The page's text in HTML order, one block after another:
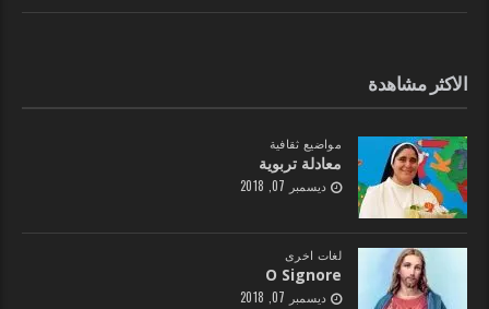
الاكثر مشاهدة
مواضيع ثقافية
معادلة تربوية
ديسمبر 07, 2018
لغات اخرى
O Signore
ديسمبر 07, 2018